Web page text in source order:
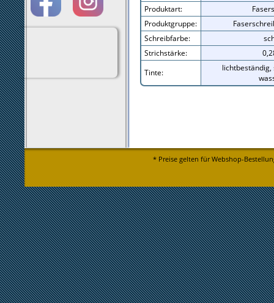
Produktart:
Produktgruppe:
Schreibfarbe:
Strichstärke:
Tinte:
* Preise gelten für Webshop-